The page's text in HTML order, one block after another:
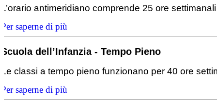
L’orario antimeridiano comprende 25 ore settimanali
Per saperne di più
Scuola dell’Infanzia - Tempo Pieno
Le classi a tempo pieno funzionano per 40 ore
Per saperne di più